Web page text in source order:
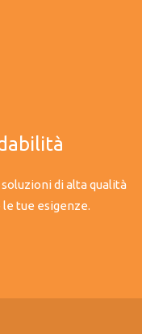
di alta qualità
tue esigenze.